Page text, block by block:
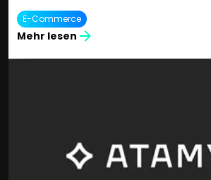
E-Commerce
Mehr lesen